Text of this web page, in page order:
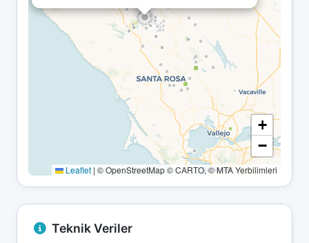
+
−
Leaflet | © OpenStreetMap © CARTO, © MTA Yerbilimleri
Teknik Veriler